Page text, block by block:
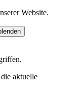
Website.
aktuelle